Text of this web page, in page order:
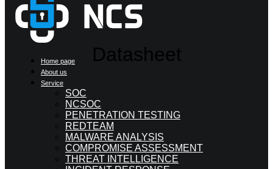
Home page
About us
Service
SOC
NCSOC
PENETRATION TESTING
REDTEAM
MALWARE ANALYSIS
COMPROMISE ASSESSMENT
THREAT INTELLIGENCE
Datasheet